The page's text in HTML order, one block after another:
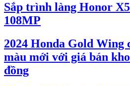
Sắp trình làng Honor
108MP
2024 Honda Gold Wing
màu mới với giá bán
đồng